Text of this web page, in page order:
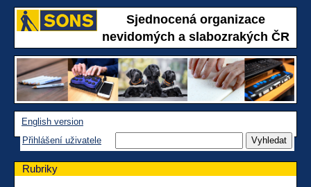
Sjednocená organizace
nevidomých a slabozrakých ČR
English version
Přihlášení uživatele
Rubriky